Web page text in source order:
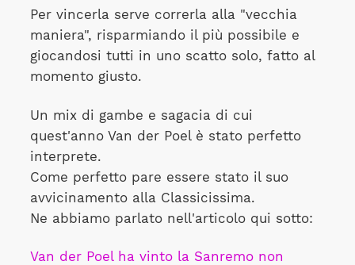
Per vincerla serve correrla alla "vecchia
maniera", risparmiando il più possibile e
giocandosi tutti in uno scatto solo, fatto al
momento giusto.
Un mix di gambe e sagacia di cui
quest'anno Van der Poel è stato perfetto
interprete.
Come perfetto pare essere stato il suo
avvicinamento alla Classicissima.
Ne abbiamo parlato nell'articolo qui sotto:
Van der Poel ha vinto la Sanremo non